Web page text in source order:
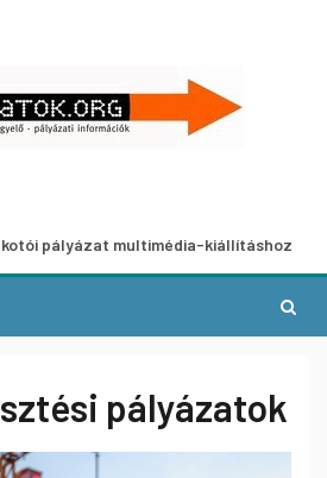
kiállításhoz Pályázat a
pályázatok